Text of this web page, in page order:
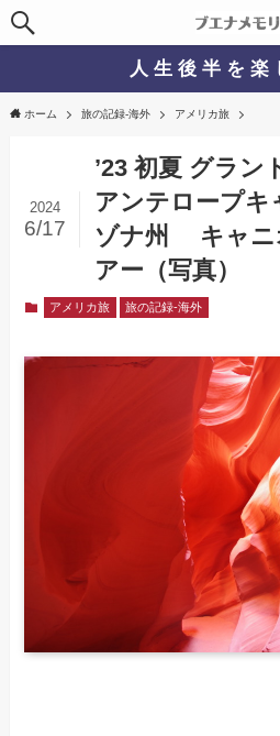
人 生 後 半 を 楽
ホーム 旅の記録-海外 アメリカ旅
’23 初夏 グラン
アンテロープキ
ゾナ州 キャニ
アー（写真）
2024
6/17
アメリカ旅 旅の記録-海外